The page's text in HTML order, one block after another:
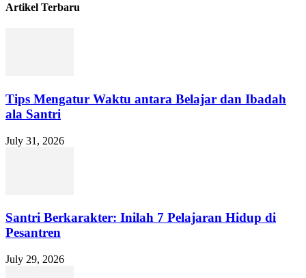
Artikel Terbaru
Tips Mengatur Waktu antara Belajar dan Ibadah
ala Santri
July 31, 2026
Santri Berkarakter: Inilah 7 Pelajaran Hidup di
Pesantren
July 29, 2026